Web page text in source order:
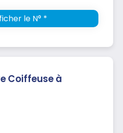
le N° *
Coiffeuse à